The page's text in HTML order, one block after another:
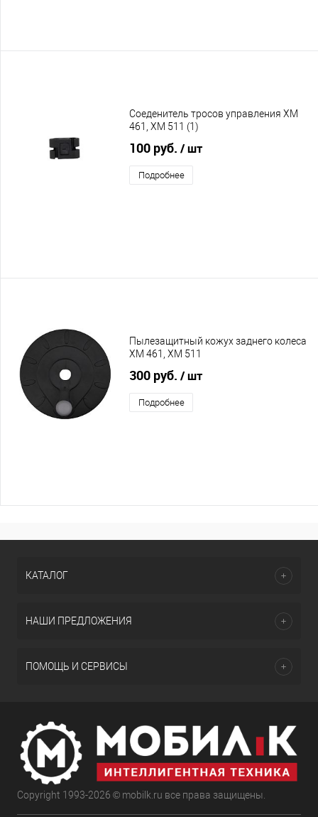
Соеденитель тросов управления XM
461, XM 511 (1)
100 руб. / шт
Подробнее
Пылезащитный кожух заднего колеса
XM 461, XM 511
300 руб. / шт
Подробнее
КАТАЛОГ
НАШИ ПРЕДЛОЖЕНИЯ
ПОМОЩЬ И СЕРВИСЫ
Copyright 1993-2026 © mobilk.ru все права защищены.